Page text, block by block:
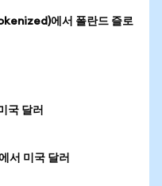
에서 폴란드 즐로
국 달러
서 미국 달러